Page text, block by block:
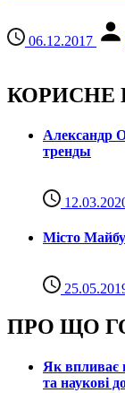
06.12.2017
КОРИСНЕ
Александр
тренды
Місто
ПРО ЩО
Як впливає
та наукові